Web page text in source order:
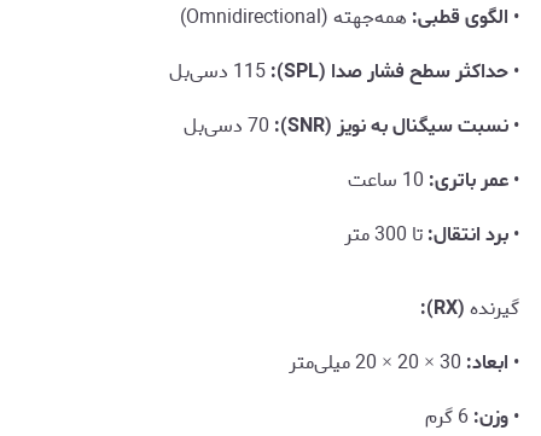
• الگوی قطبی: همه‌جهته (Omnidirectional)
•حداکثر سطح فشار صدا (SPL):
•نسبت سیگنال به نویز (SNR):
•عمر باتری:
•برد انتقال:تا 300 متر
گیرنده(RX):
• ابعاد:
•وزن: